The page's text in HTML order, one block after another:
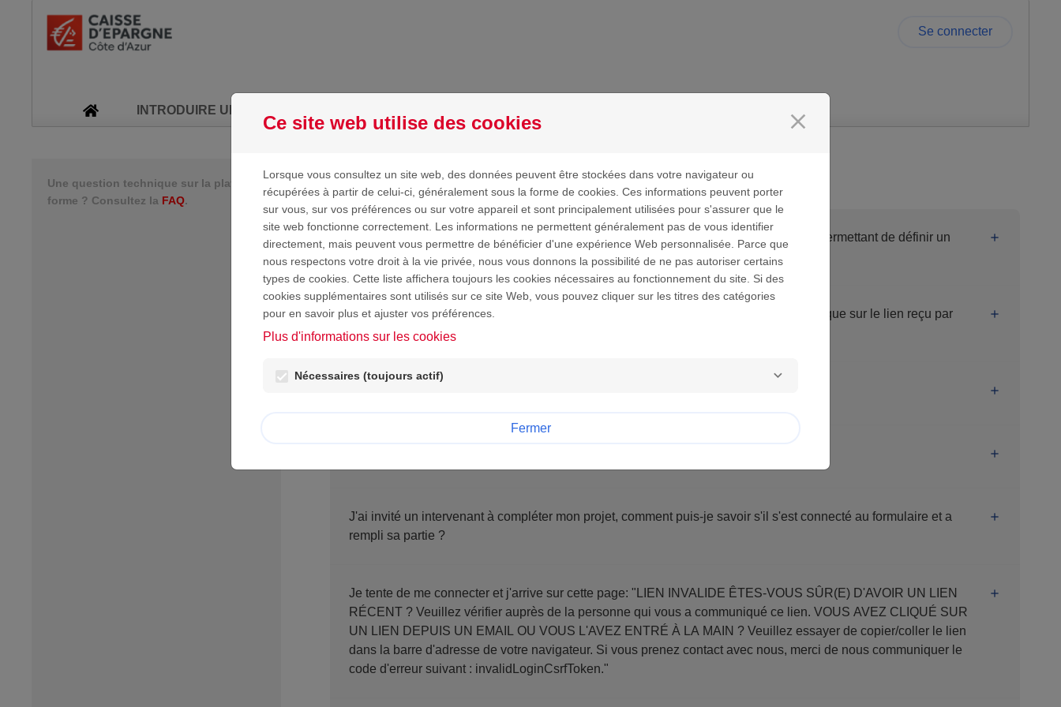
INTRODUIRE UNE NOUVELLE DEMANDE
Se connecter
Une question technique sur la plate-
forme ? Consultez la FAQ.
FAQ
J'ai cliqué sur "Mot de passe perdu ?" mais je ne reçois pas l'email contenant le lien permettant de définir un
nouveau mot de passe.
J'ai cliqué sur "Mot de passe perdu ?" mais je reçois un message d'erreur quand je clique sur le lien reçu par
email.
J'ai invité un intervenant à compléter mon projet, comment puis-je savoir s'il s'est connecté au formulaire et a
rempli sa partie ?
Je tente de me connecter et j'arrive sur cette page: "LIEN INVALIDE ÊTES-VOUS SÛR(E) D'AVOIR UN LIEN
RÉCENT ? Veuillez vérifier auprès de la personne qui vous a communiqué ce lien. VOUS AVEZ CLIQUÉ SUR
UN LIEN DEPUIS UN EMAIL OU VOUS L'AVEZ ENTRÉ À LA MAIN ? Veuillez essayer de copier/coller le lien
dans la barre d'adresse de votre navigateur. Si vous prenez contact avec nous, merci de nous communiquer le
code d'erreur suivant : invalidLoginCsrfToken."
Ce site web utilise des cookies close
Lorsque vous consultez un site web, des données peuvent être stockées dans votre navigateur ou
récupérées à partir de celui-ci, généralement sous la forme de cookies. Ces informations peuvent porter
sur vous, sur vos préférences ou sur votre appareil et sont principalement utilisées pour s'assurer que le
site web fonctionne correctement. Les informations ne permettent généralement pas de vous identifier
directement, mais peuvent vous permettre de bénéficier d'une expérience Web personnalisée. Parce que
nous respectons votre droit à la vie privée, nous vous donnons la possibilité de ne pas autoriser certains
types de cookies. Cette liste affichera toujours les cookies nécessaires au fonctionnement du site. Si des
cookies supplémentaires sont utilisés sur ce site Web, vous pouvez cliquer sur les titres des catégories
pour en savoir plus et ajuster vos préférences.
Plus d'informations sur les cookies
Nécessaires (toujours actif)
Fermer